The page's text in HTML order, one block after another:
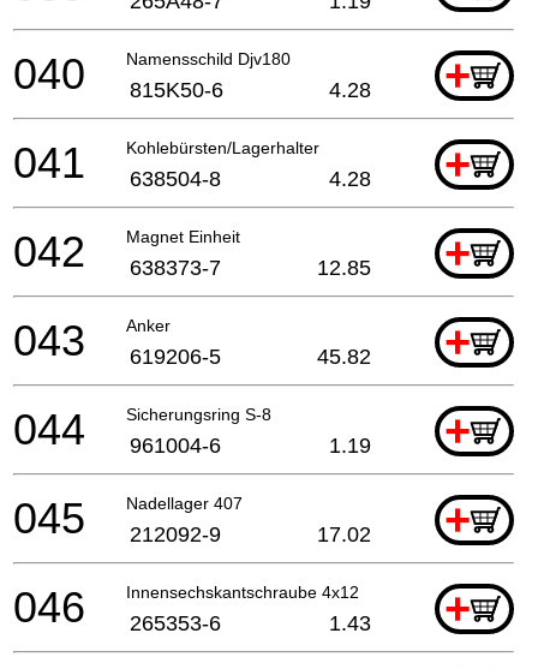
Namensschild Djv180 +
040 815K50-6 4.28
Kohlebürsten/Lagerhalter +
041 638504-8 4.28
Magnet Einheit +
042 638373-7 12.85
Anker +
043 619206-5 45.82
Sicherungsring S-8 +
044 961004-6 1.19
Nadellager 407 +
045 212092-9 17.02
Innensechskantschraube 4x12 +
046 265353-6 1.43